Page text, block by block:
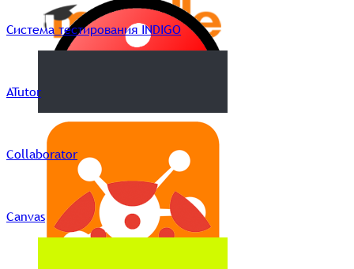
Система тестирования INDIGO
ATutor
Collaborator
Canvas